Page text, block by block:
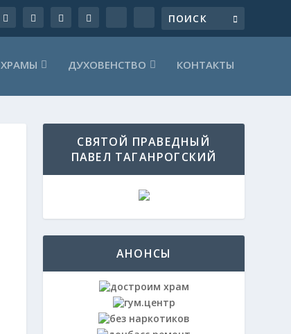
ХРАМЫ ДУХОВЕНСТВО КОНТАКТЫ
СВЯТОЙ ПРАВЕДНЫЙ
ПАВЕЛ ТАГАНРОГСКИЙ
АНОНСЫ